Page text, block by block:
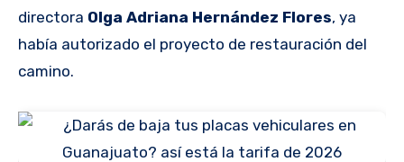
directora Olga Adriana Hernández Flores, ya
había autorizado el proyecto de restauración del
camino.